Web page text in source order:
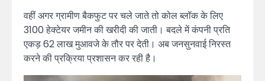
वहीं अगर ग्रामीण बैकफुट पर चले जाते तो कोल ब्लॉक के लिए
3100 हेक्टेयर जमीन की खरीदी की जाती। बदले में कंपनी प्रति
एकड़ 62 लाख मुआवजे के तौर पर देती। अब जनसुनवाई निरस्त
करने की प्रक्रिया प्रशासन कर रही है।